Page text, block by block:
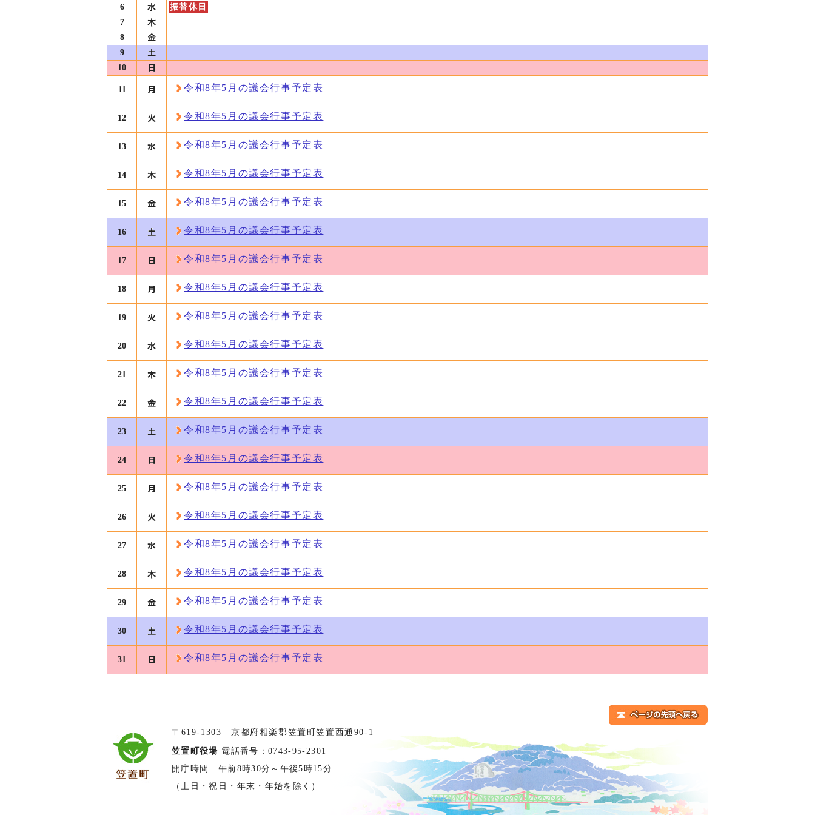
6
振替休日
7
8
9
10
11 令和8年5月の議会行事予定表
12 令和8年5月の議会行事予定表
13 令和8年5月の議会行事予定表
14 令和8年5月の議会行事予定表
15 令和8年5月の議会行事予定表
16 令和8年5月の議会行事予定表
17 令和8年5月の議会行事予定表
18 令和8年5月の議会行事予定表
19 令和8年5月の議会行事予定表
20 令和8年5月の議会行事予定表
21 令和8年5月の議会行事予定表
22 令和8年5月の議会行事予定表
23 令和8年5月の議会行事予定表
24 令和8年5月の議会行事予定表
25 令和8年5月の議会行事予定表
26 令和8年5月の議会行事予定表
27 令和8年5月の議会行事予定表
28 令和8年5月の議会行事予定表
29 令和8年5月の議会行事予定表
30 令和8年5月の議会行事予定表
31 令和8年5月の議会行事予定表
〒619-1303 京都府相楽郡笠置町笠置西通90-1
笠置町役場 電話番号：0743-95-2301
開庁時間 午前8時30分～午後5時15分
（土日・祝日・年末・年始を除く）